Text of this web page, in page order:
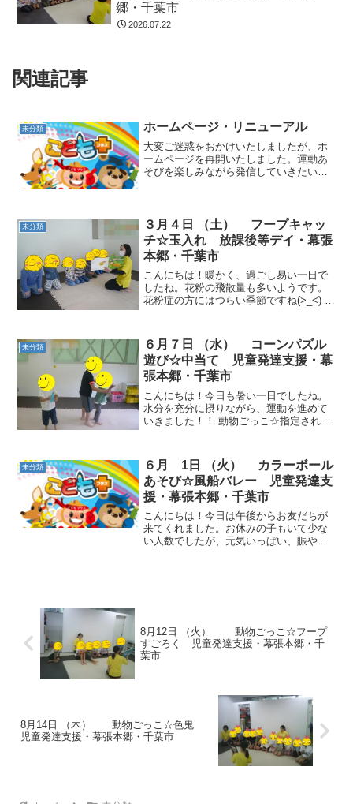
郷・千葉市
2026.07.22
関連記事
未分類 ホームページ・リニューアル
大変ご迷惑をおかけいたしましたが、ホ
ームページを再開いたしました。運動あ
そびを楽しみながら発信していきたいと
未分類
３月４日 （土） フープキャッ
チ☆玉入れ 放課後等デイ・幕張
本郷・千葉市
こんにちは！暖かく、過ごし易い一日で
したね。花粉の飛散量も多いようです。
花粉症の方にはつらい季節ですね(>_<) 動
した。 フープキャッチ☆左右に転がって
くるフープを素...
未分類
６月７日 （水） コーンパズル
遊び☆中当て 児童発達支援・幕
張本郷・千葉市
こんにちは！今日も暑い一日でしたね。
水分を充分に摂りながら、運動を進めて
いきました！！ 動物ごっこ☆指定された
ちもいましたが、繰り返し行っているう
ちに、定着しました。 ...
未分類
６月 1日 （火） カラーボール
あそび☆風船バレー 児童発達支
援・幕張本郷・千葉市
こんにちは！今日は午後からお友だちが
来てくれました。お休みの子もいて少な
い人数でしたが、元気いっぱい、賑やか
8月12日 （火） 動物ごっこ☆フープ
すごろく 児童発達支援・幕張本郷・千
葉市
8月14日 （木） 動物ごっこ☆色鬼
児童発達支援・幕張本郷・千葉市